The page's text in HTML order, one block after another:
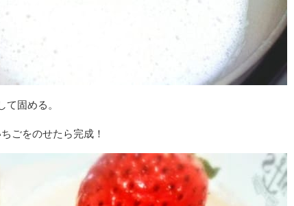
固める。
ごをのせたら完成！